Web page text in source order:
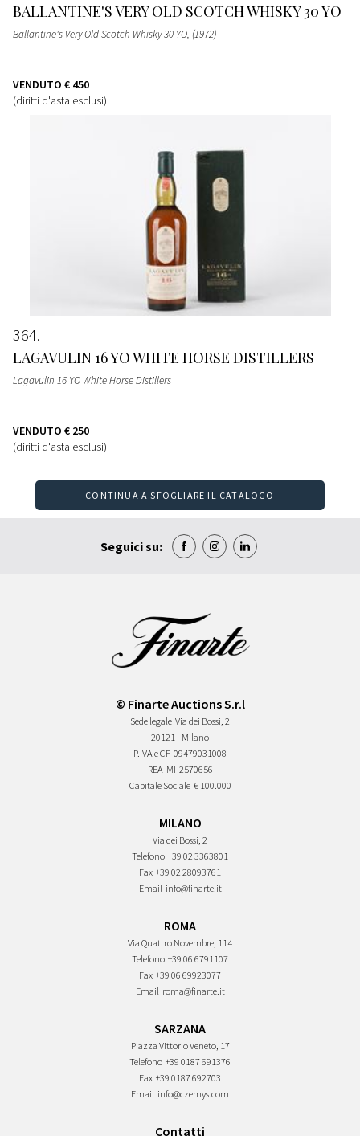
BALLANTINE'S VERY OLD SCOTCH WHISKY 30 YO
Ballantine's Very Old Scotch Whisky 30 YO, (1972)
VENDUTO € 450
(diritti d'asta esclusi)
364
LAGAVULIN 16 YO WHITE HORSE DISTILLERS
Lagavulin 16 YO White Horse Distillers
VENDUTO € 250
(diritti d'asta esclusi)
CONTINUA A SFOGLIARE IL CATALOGO
Seguici su:
© Finarte Auctions S.r.l
Sede legale Via dei Bossi, 2
20121 - Milano
P.IVA e CF 09479031008
REA MI-2570656
Capitale Sociale € 100.000
MILANO
Via dei Bossi, 2
Telefono +39 02 3363801
Fax +39 02 28093761
Email info@finarte.it
ROMA
Via Quattro Novembre, 114
Telefono +39 06 6791107
Fax +39 06 69923077
Email roma@finarte.it
SARZANA
Piazza Vittorio Veneto, 17
Telefono +39 0187 691376
Fax +39 0187 692703
Email info@czernys.com
Contatti